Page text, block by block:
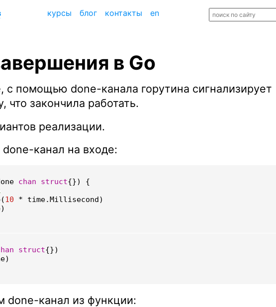
курсы блог контакты en
в Go
с помощью done-канала горутина сигнализирует
закончила работать.
реализации.
канал на входе:
chan struct{})
{
(10 * time.Millisecond)
)
struct{})
)
done-канал из функции: